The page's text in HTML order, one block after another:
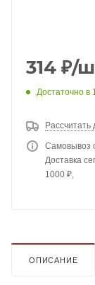
314 ₽/
Достаточно в
Рассчитать
Самовывоз
Доставка
1000 ₽,
ОПИСАНИЕ